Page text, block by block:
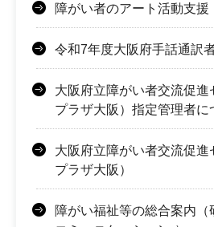
障がい者のアート活動支援
令和7年度大阪府手話通訳
大阪府立障がい者交流促進
プラザ大阪）指定管理者に
大阪府立障がい者交流促進
プラザ大阪）
障がい福祉等の総合案内